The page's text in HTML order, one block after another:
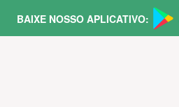
BAIXE NOSSO APLICATIVO: